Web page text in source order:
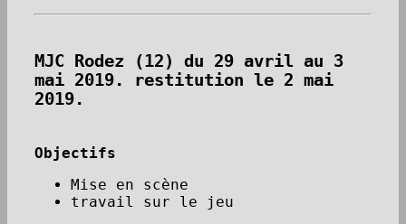
MJC Rodez (12) du 29 avril au 3
mai 2019. restitution le 2 mai
2019.
Objectifs
Mise en scène
travail sur le jeu